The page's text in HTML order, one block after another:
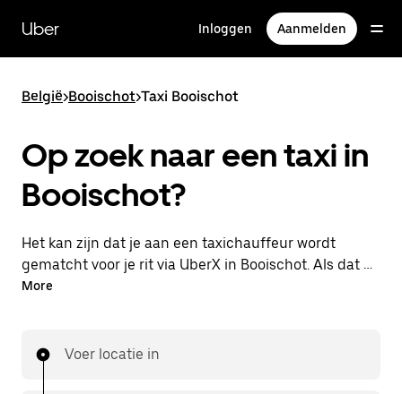
naar
hoofdinhoud
Uber Inloggen Aanmelden
België>Booischot>Taxi Booischot
Op zoek naar een taxi in
Booischot?
Het kan zijn dat je aan een taxichauffeur wordt
gematcht voor je rit via UberX in Booischot. Als dat zo
is, profiteer je van dezelfde 24/7 beschikbaarheid en
More
Voer locatie in